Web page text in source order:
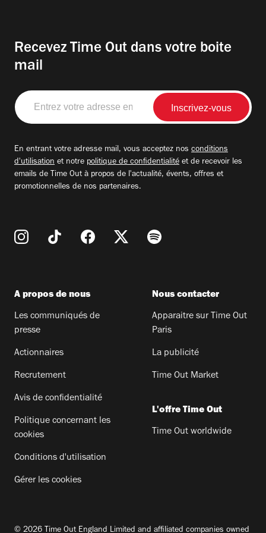
Recevez Time Out dans votre boite
mail
Entrez
votre
adresse
En entrant votre adresse mail, vous acceptez nos conditions
d'utilisation et notre politique de confidentialité et de recevoir les
emails de Time Out à propos de l'actualité, évents, offres et
promotionnelles de nos partenaires.
A propos de nous
Les communiqués de
presse
Actionnaires
Recrutement
Avis de confidentialité
Politique concernant les
cookies
Conditions d'utilisation
Gérer les cookies
Nous contacter
Apparaitre sur Time Out
Paris
La publicité
Time Out Market
L'offre Time Out
Time Out worldwide
© 2026 Time Out England Limited and affiliated companies owned